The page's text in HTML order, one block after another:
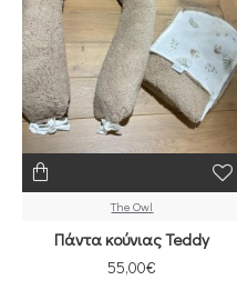
The Owl
Πάντα κούνιας Teddy
55,00€